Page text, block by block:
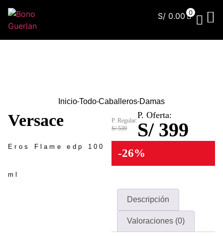
S/ 0.00 0
Inicio Todo Caballeros Damas
Versace
Eros Flame edp 100
ml
P. Regular:
S/ 539
P. Oferta:
S/ 399
-26%
Descripción
Valoraciones (0)